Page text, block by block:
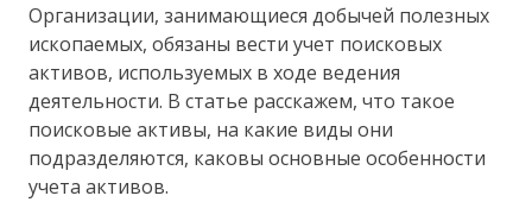
Организации, занимающиеся добычей полезных
ископаемых, обязаны вести учет поисковых
активов, используемых в ходе ведения
деятельности. В статье расскажем, что такое
поисковые активы, на какие виды они
подразделяются, каковы основные особенности
учета активов.